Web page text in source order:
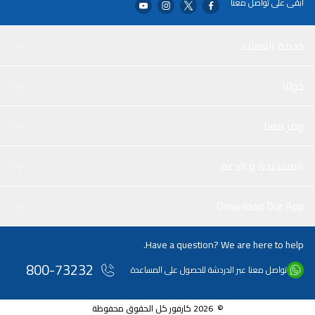
Have a question? We are here to help.
تواصل معنا عبر الدردشة للحصول على المساعدة 800-73232
© 2026 كارفور كل الحقوق محفوظة